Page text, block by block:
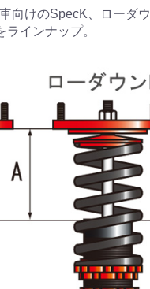
向けのSpecK、ローダ
インナップ。